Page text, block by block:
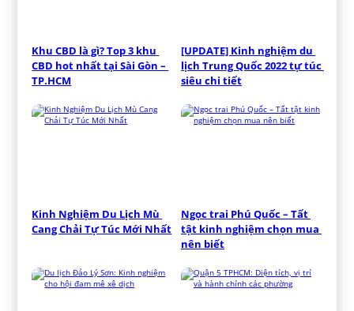
Khu CBD là gì? Top 3 khu
CBD hot nhất tại Sài Gòn –
TP.HCM
[UPDATE] Kinh nghiệm du
lịch Trung Quốc 2022 tự túc
siêu chi tiết
Kinh Nghiệm Du Lịch Mù
Cang Chải Tự Túc Mới Nhất
Ngọc trai Phú Quốc – Tất
tật kinh nghiệm chọn mua
nên biết